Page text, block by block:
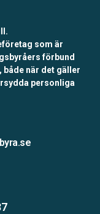
som är
förbund
både när det gäller
personliga